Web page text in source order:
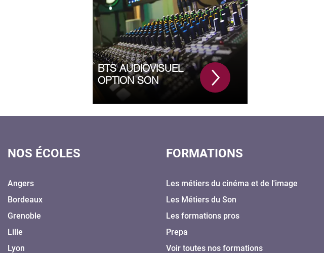
BTS AUDIOVISUEL
OPTION SON
NOS ÉCOLES
Angers
Bordeaux
Grenoble
Lille
Lyon
FORMATIONS
Les métiers du cinéma et de l'image
Les Métiers du Son
Les formations pros
Prepa
Voir toutes nos formations